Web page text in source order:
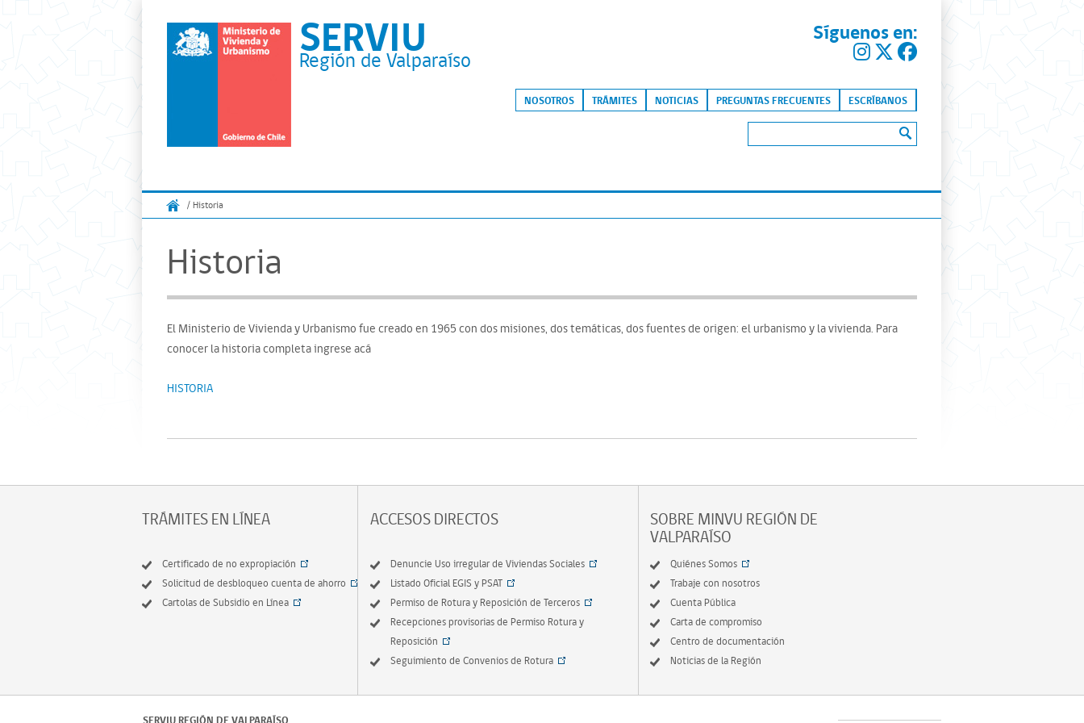
SERVIU
Región de Valparaíso
Síguenos en:
Skip to content
NOSOTROS TRÁMITES NOTICIAS PREGUNTAS FRECUENTES ESCRÍBANOS
/ Historia
Historia
El Ministerio de Vivienda y Urbanismo fue creado en 1965 con dos misiones, dos temáticas, dos fuentes de origen: el urbanismo y la vivienda. Para
conocer la historia completa ingrese acá
HISTORIA
TRÁMITES EN LÍNEA
Certificado de no expropiación
Solicitud de desbloqueo cuenta de ahorro
Cartolas de Subsidio en Línea
ACCESOS DIRECTOS
Denuncie Uso irregular de Viviendas Sociales
Listado Oficial EGIS y PSAT
Permiso de Rotura y Reposición de Terceros
Recepciones provisorias de Permiso Rotura y
Reposición
Seguimiento de Convenios de Rotura
SOBRE MINVU REGIÓN DE
VALPARAÍSO
Quiénes Somos
Trabaje con nosotros
Cuenta Pública
Carta de compromiso
Centro de documentación
Noticias de la Región
SERVIU REGIÓN DE VALPARAÍSO